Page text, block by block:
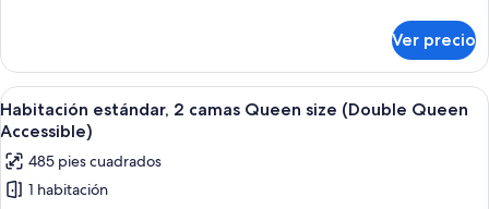
size
y
sofá
cama
(King
Junior
Deluxe,
cama
King
y
sofá
cama
Ver precio
Abrir
todas
las
fotos
de
Habitación de hotel con dos camas,
4
Habitación estándar, 2 camas Queen size (Double Queen
Accessible)
485 pies cuadrados
1 habitación